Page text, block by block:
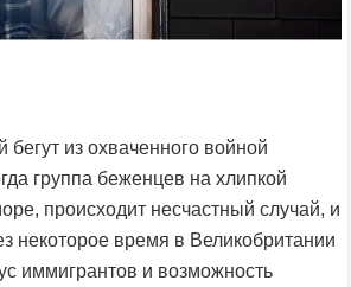
бегут из охваченного войной
группа беженцев на хлипкой
происходит несчастный случай, и
некоторое время в Великобритании
иммигрантов и возможность